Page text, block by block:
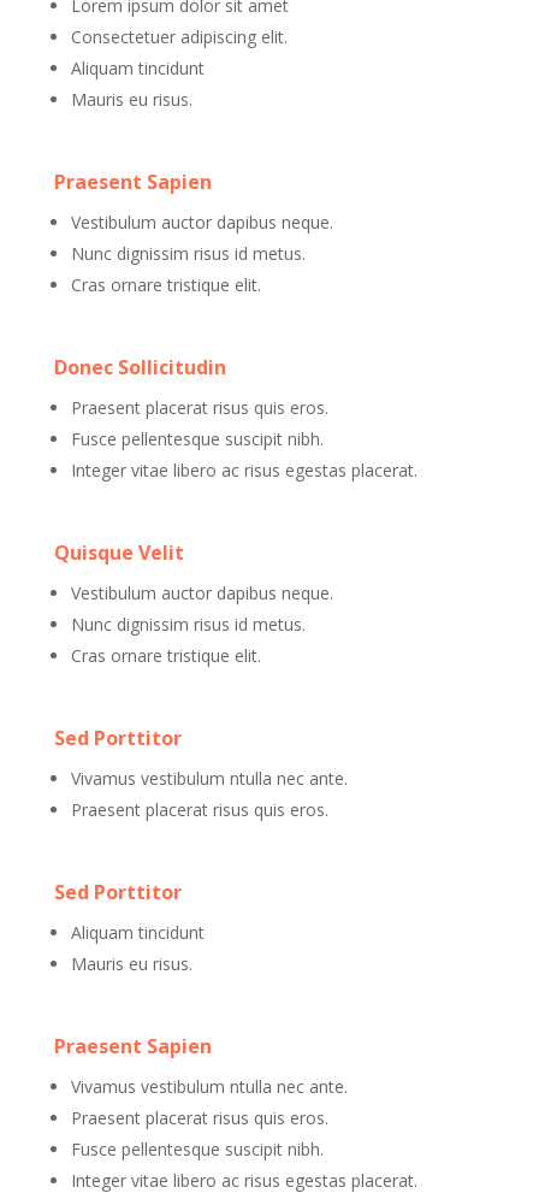
Lorem ipsum dolor sit amet
Consectetuer adipiscing elit.
Aliquam tincidunt
Mauris eu risus.
Praesent Sapien
Vestibulum auctor dapibus neque.
Nunc dignissim risus id metus.
Cras ornare tristique elit.
Donec Sollicitudin
Praesent placerat risus quis eros.
Fusce pellentesque suscipit nibh.
Integer vitae libero ac risus egestas placerat.
Quisque Velit
Vestibulum auctor dapibus neque.
Nunc dignissim risus id metus.
Cras ornare tristique elit.
Sed Porttitor
Vivamus vestibulum ntulla nec ante.
Praesent placerat risus quis eros.
Sed Porttitor
Aliquam tincidunt
Mauris eu risus.
Praesent Sapien
Vivamus vestibulum ntulla nec ante.
Praesent placerat risus quis eros.
Fusce pellentesque suscipit nibh.
Integer vitae libero ac risus egestas placerat.